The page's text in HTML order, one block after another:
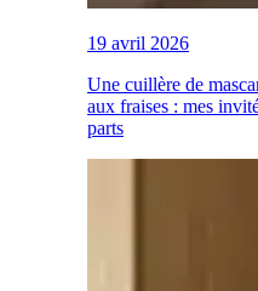
19 avril 2026
Une cuillère de
aux fraises : mes
parts